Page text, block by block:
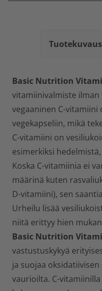
Tuotekuvaus
Basic Nutrition
vitamiinivalmiste ilman
vegaaninen C-
vegekapseliin, mikä
C-vitamiini on
esimerkiksi
Koska C-vitamiinia ei
määrinä kuten
D-vitamiini), sen
Urheilu lisää
niitä erittyy hien
Basic Nutrition
vastustuskykyä
ja suojaa
vaurioilta. C-